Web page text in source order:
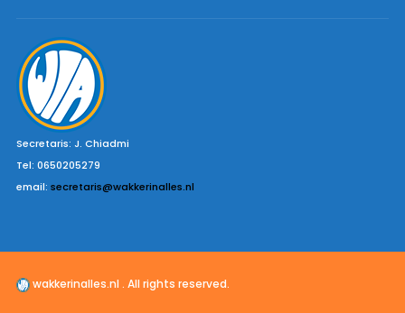
Secretaris: J. Chiadmi
Tel: 0650205279
email: secretaris@wakkerinalles.nl
wakkerinalles.nl . All rights reserved.